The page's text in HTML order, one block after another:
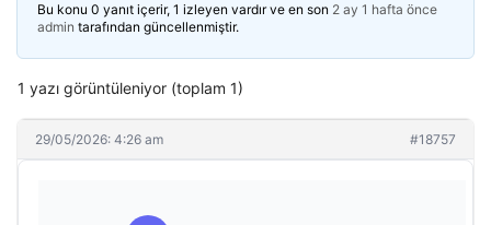
Bu konu 0 yanıt içerir, 1 izleyen vardır ve en son 2 ay 1 hafta önce
admin tarafından güncellenmiştir.
1 yazı görüntüleniyor (toplam 1)
29/05/2026: 4:26 am #18757